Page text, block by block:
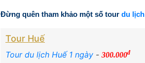
Đừng quên tham khảo một số tour du
Tour Huế
Tour du lịch Huế 1 ngày - 300.000đ